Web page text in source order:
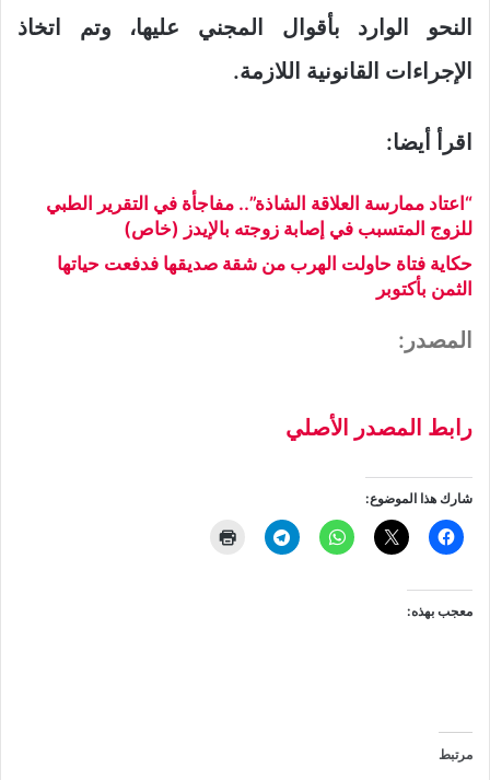
النحو الوارد بأقوال المجني عليها، وتم اتخاذ
الإجراءات القانونية اللازمة.
اقرأ أيضا:
“اعتاد ممارسة العلاقة الشاذة”.. مفاجأة في التقرير الطبي
للزوج المتسبب في إصابة زوجته بالإيدز (خاص)
حكاية فتاة حاولت الهرب من شقة صديقها فدفعت حياتها
الثمن بأكتوبر
المصدر:
رابط المصدر الأصلي
شارك هذا الموضوع:
معجب بهذه:
مرتبط